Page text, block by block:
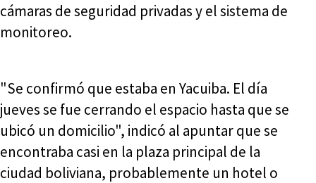
cámaras de seguridad privadas y el sistema de
monitoreo.
"Se confirmó que estaba en Yacuiba. El día
jueves se fue cerrando el espacio hasta que se
ubicó un domicilio", indicó al apuntar que se
encontraba casi en la plaza principal de la
ciudad boliviana, probablemente un hotel o